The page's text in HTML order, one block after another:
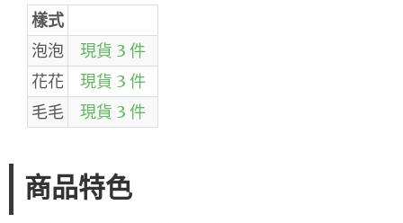
樣式
泡泡
現貨 3 件
花花
現貨 3 件
毛毛
現貨 3 件
商品特色